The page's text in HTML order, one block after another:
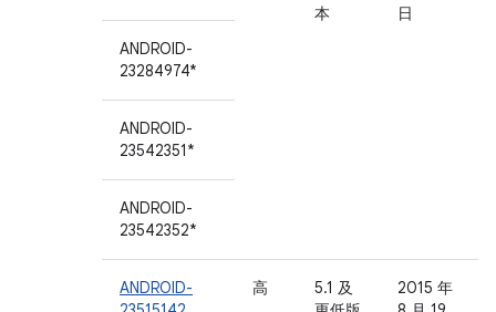
本
日
ANDROID-
23284974*
ANDROID-
23542351*
ANDROID-
23542352*
ANDROID-
高
5.1 及
2015 年